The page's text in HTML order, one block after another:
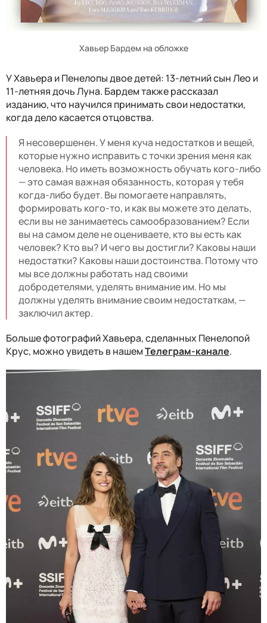
Хавьер Бардем на обложке
У Хавьера и Пенелопы двое детей: 13-летний сын Лео и
11-летняя дочь Луна. Бардем также рассказал
изданию, что научился принимать свои недостатки,
когда дело касается отцовства.
Я несовершенен. У меня куча недостатков и вещей,
которые нужно исправить с точки зрения меня как
человека. Но иметь возможность обучать кого-либо
— это самая важная обязанность, которая у тебя
когда-либо будет. Вы помогаете направлять,
формировать кого-то, и как вы можете это делать,
если вы не занимаетесь самообразованием? Если
вы на самом деле не оцениваете, кто вы есть как
человек? Кто вы? И чего вы достигли? Каковы наши
недостатки? Каковы наши достоинства. Потому что
мы все должны работать над своими
добродетелями, уделять внимание им. Но мы
должны уделять внимание своим недостаткам, —
заключил актер.
Больше фотографий Хавьера, сделанных Пенелопой
Крус, можно увидеть в нашемТелеграм-канале.